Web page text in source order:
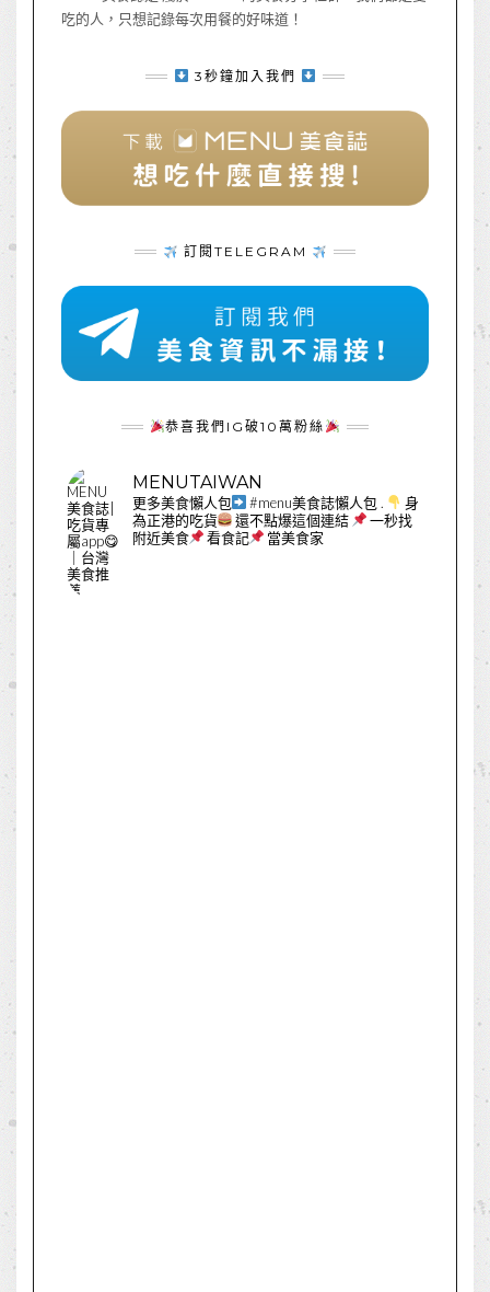
吃的人，只想記錄每次用餐的好味道！
3秒鐘加入我們
訂閱TELEGRAM
恭喜我們IG破10萬粉絲
MENUTAIWAN
更多美食懶人包 #menu美食誌懶人包 .
身
為正港的吃貨
還不點爆這個連結
一秒找
附近美食
看食記 當美食家